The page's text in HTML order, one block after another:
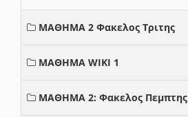
ΜΑΘΗΜΑ 2 Φακελος Τριτης
ΜΑΘΗΜΑ WIKI 1
ΜΑΘΗΜΑ 2: Φακελος Πεμπτης